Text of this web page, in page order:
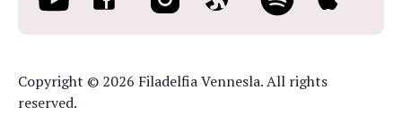
Copyright © 2026 Filadelfia Vennesla. All rights
reserved.